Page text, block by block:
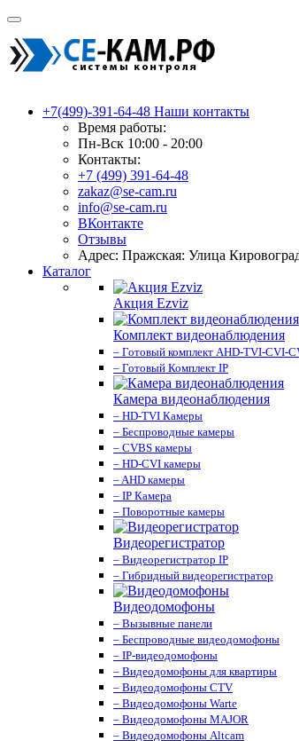
+7(499)-391-64-48 Наши контакты
Время работы:
Пн-Вск 10:00 - 20:00
Контакты:
+7 (499) 391-64-48
zakaz@se-cam.ru
info@se-cam.ru
ВКонтакте
Отзывы
Адрес: Пражская: Улица
Каталог
Акция Ezviz
Комплект видеонаблюдения
– Готовый комплект AHD-TVI-CVI-
– Готовый Комплект IP
Камера видеонаблюдения
– HD-TVI Камеры
– Беспроводные камеры
– CVBS камеры
– HD-CVI камеры
– AHD камеры
– IP Камера
– Поворотные камеры
Видеорегистратор
– Видеорегистратор IP
– Гибридный видеорегистратор
Видеодомофоны
– Вызывные панели
– Беспроводные видеодомофоны
– IP-видеодомофоны
– Видеодомофоны для квартиры
– Видеодомофоны CTV
– Видеодомофоны Warte
– Видеодомофоны MAJOR
– Видеодомофоны Altcam